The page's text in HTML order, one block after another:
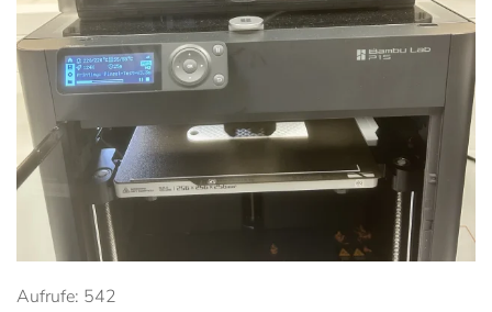
Anschauen....
Aufrufe: 542